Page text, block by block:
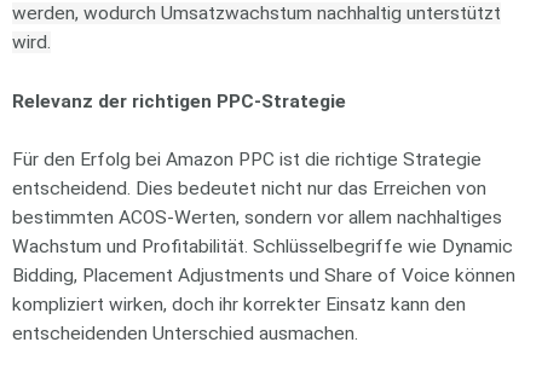
werden, wodurch Umsatzwachstum nachhaltig unterstützt
wird.
Relevanz der richtigen PPC-Strategie
Für den Erfolg bei Amazon PPC ist die richtige Strategie
entscheidend. Dies bedeutet nicht nur das Erreichen von
bestimmten ACOS-Werten, sondern vor allem nachhaltiges
Wachstum und Profitabilität. Schlüsselbegriffe wie Dynamic
Bidding, Placement Adjustments und Share of Voice können
kompliziert wirken, doch ihr korrekter Einsatz kann den
entscheidenden Unterschied ausmachen.